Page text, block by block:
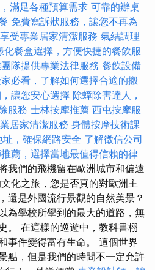
滿足各種預算需求 可靠的辦桌
免費寫訴狀服務，讓您不再為
受專業居家清潔服務 氣結調理
化餐盒選擇，方便快捷的餐飲服
隊提供專業法律服務 餐飲設備
必看，了解如何選擇合適的搬
讓您安心選擇 除蟑除害達人，
服務 士林按摩推薦 西屯按摩服
居家清潔服務 身體按摩技術課
址，確保網路安全 了解徵信公司
薦，選擇當地最值得信賴的律
我們的飛機留在歐洲城市和偏遠
化之旅，您是否真的對歐洲主
還是外國流行景觀的自然美景？
為學校所學到的最大的道路，無
。 在這樣的巡遊中，教科書栩
事件變得富有生命。 這個世界
點，但是我們的時間不一定允許